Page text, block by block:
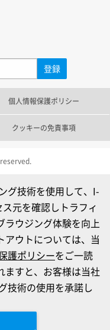
個人情報保護ポリシー
クッキーの免責事項
グ技術を使用して、I-
元を確認しトラフィ
ラウジング体験を向上
アウトについては、当
護ポリシーをご一読
ますと、お客様は当社
技術の使用を承諾し